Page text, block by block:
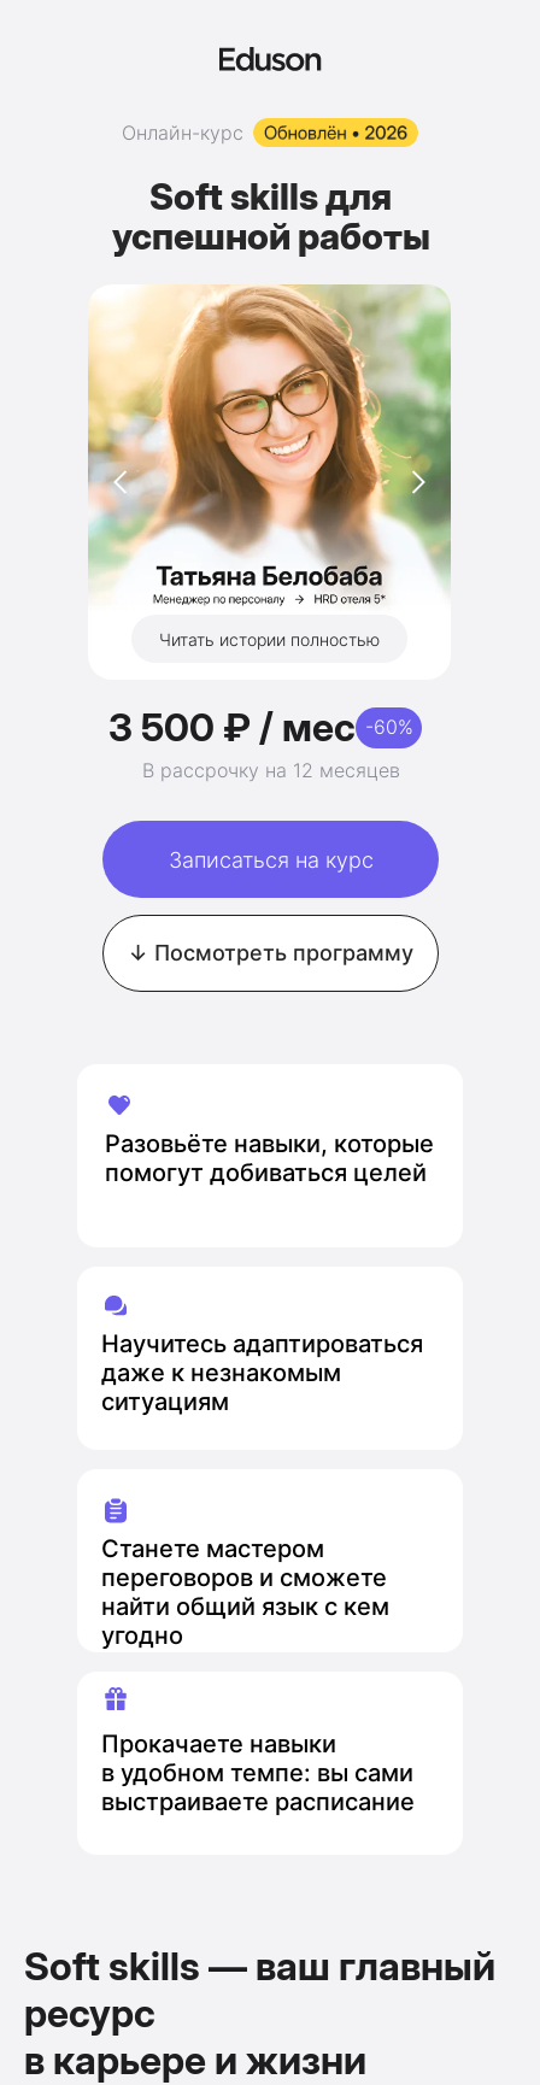
Онлайн-курс
↓ Посмотреть программу
Записаться на курс
Soft skills для
успешной работы
3 500 ₽ / мес -60%
В рассрочку на 12 месяцев
Читать истории полностью
Научитесь адаптироваться
даже к незнакомым
ситуациям
Разовьёте навыки, которые
помогут добиваться целей
Прокачаете навыки
в удобном темпе: вы сами
выстраиваете расписание
Станете мастером
переговоров и сможете
найти общий язык с кем
угодно
Soft skills — ваш главный
ресурс
в карьере и жизни